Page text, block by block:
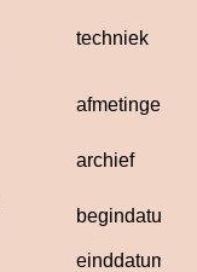
techniek
afmetingen
archief
begindatum
einddatum